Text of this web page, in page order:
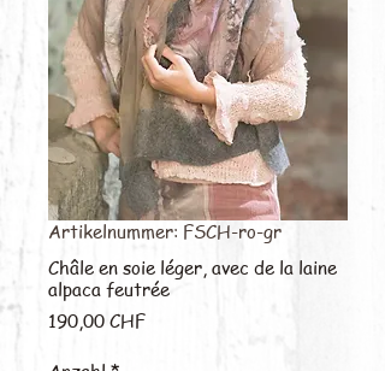
Artikelnummer: FSCH-ro-gr
Châle en soie léger, avec de la laine
alpaca feutrée
190,00 CHFPreis